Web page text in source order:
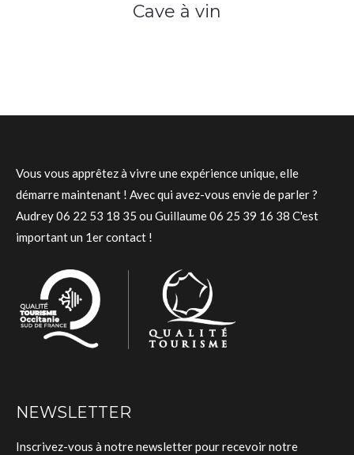
Cave à vin
Vous vous apprêtez à vivre une expérience unique, elle
démarre maintenant ! Avec qui avez-vous envie de parler ?
Audrey 06 22 53 18 35 ou Guillaume 06 25 39 16 38 C'est
important un 1er contact !
NEWSLETTER
Inscrivez-vous à notre newsletter pour recevoir notre